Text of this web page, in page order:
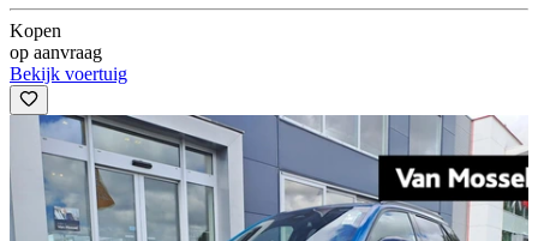
Kopen
op aanvraag
Bekijk voertuig